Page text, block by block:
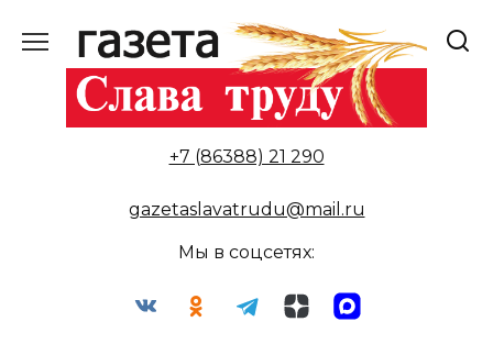
содержанию
+7 (86388) 21 290
gazetaslavatrudu@mail.ru
Мы в соцсетях: